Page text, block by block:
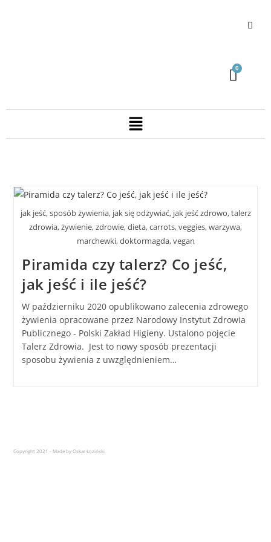
jak jeść, sposób żywienia, jak się odżywiać, jak jeść zdrowo, talerz
zdrowia, żywienie, zdrowie, dieta, carrots, veggies, warzywa,
marchewki, doktormagda, vegan
Piramida czy talerz? Co jeść,
jak jeść i ile jeść?
W październiku 2020 opublikowano zalecenia zdrowego
żywienia opracowane przez Narodowy Instytut Zdrowia
Publicznego - Polski Zakład Higieny. Ustalono pojęcie
Talerz Zdrowia. Jest to nowy sposób prezentacji
sposobu żywienia z uwzględnieniem…
Copyright 2021 - Made by Oskar Łoziński